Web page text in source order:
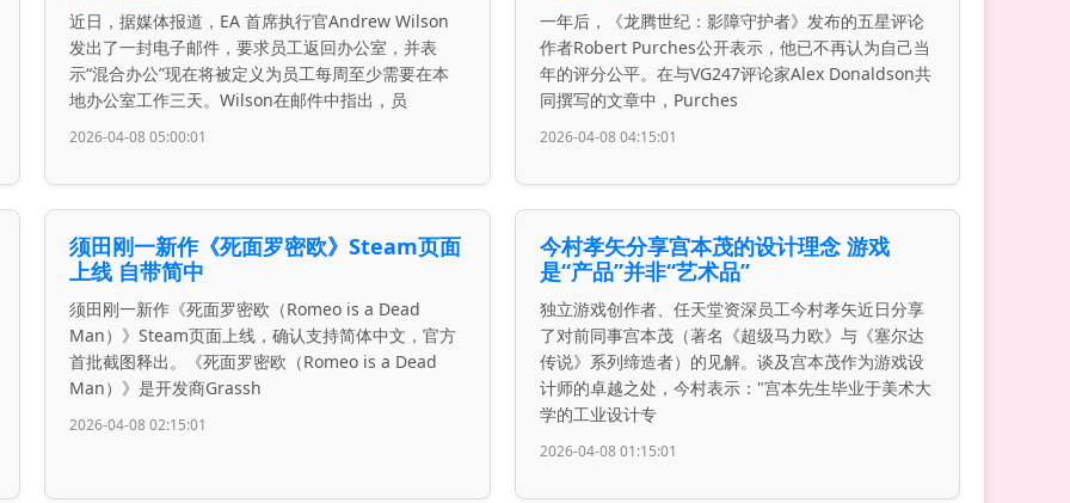
近日，据媒体报道，EA 首席执行官Andrew Wilson
发出了一封电子邮件，要求员工返回办公室，并表
示“混合办公”现在将被定义为员工每周至少需要在本
地办公室工作三天。Wilson在邮件中指出，员
2026-04-08 05:00:01
一年后，《龙腾世纪：影障守护者》发布的五星评论
作者Robert Purches公开表示，他已不再认为自己当
年的评分公平。在与VG247评论家Alex Donaldson共
同撰写的文章中，Purches
2026-04-08 04:15:01
须田刚一新作《死面罗密欧》Steam页面
上线 自带简中
须田刚一新作《死面罗密欧（Romeo is a Dead
Man）》Steam页面上线，确认支持简体中文，官方
首批截图释出。《死面罗密欧（Romeo is a Dead
Man）》是开发商Grassh
2026-04-08 02:15:01
今村孝矢分享宫本茂的设计理念 游戏
是“产品”并非“艺术品”
独立游戏创作者、任天堂资深员工今村孝矢近日分享
了对前同事宫本茂（著名《超级马力欧》与《塞尔达
传说》系列缔造者）的见解。谈及宫本茂作为游戏设
计师的卓越之处，今村表示："宫本先生毕业于美术大
学的工业设计专
2026-04-08 01:15:01